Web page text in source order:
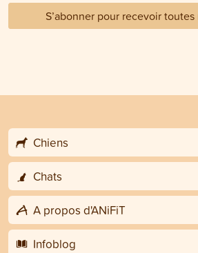
S’abonner pour recevoir
Chiens
Chats
A propos d'ANiFiT
Infoblog